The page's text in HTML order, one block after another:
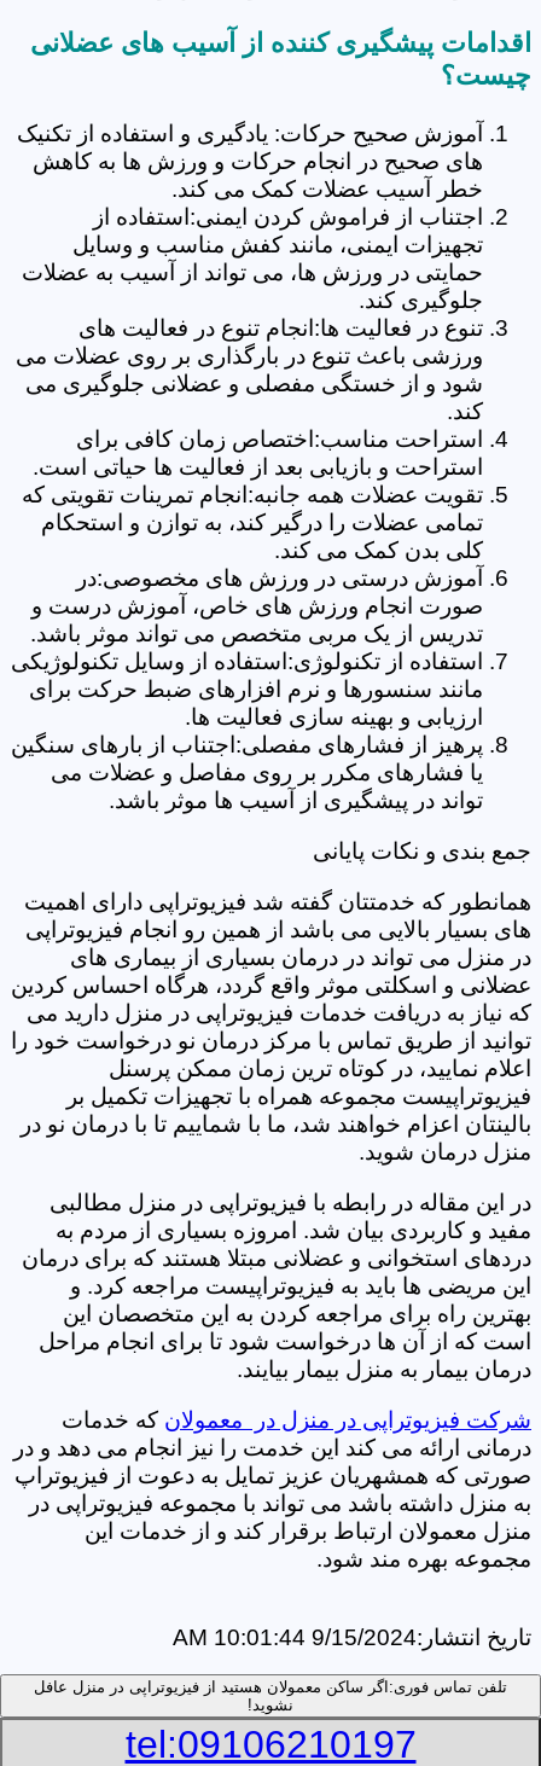
اقدامات پیشگیری کننده از آسیب های عضلانی
چیست؟
آموزش صحیح حرکات: یادگیری و استفاده از تکنیک
های صحیح در انجام حرکات و ورزش ها به کاهش
خطر آسیب عضلات کمک می کند.
اجتناب از فراموش کردن ایمنی:استفاده از
تجهیزات ایمنی، مانند کفش مناسب و وسایل
حمایتی در ورزش ها، می تواند از آسیب به عضلات
جلوگیری کند.
تنوع در فعالیت ها:انجام تنوع در فعالیت های
ورزشی باعث تنوع در بارگذاری بر روی عضلات می
شود و از خستگی مفصلی و عضلانی جلوگیری می
کند.
استراحت مناسب:اختصاص زمان کافی برای
استراحت و بازیابی بعد از فعالیت ها حیاتی است.
تقویت عضلات همه جانبه:انجام تمرینات تقویتی که
تمامی عضلات را درگیر کند، به توازن و استحکام
کلی بدن کمک می کند.
آموزش درستی در ورزش های مخصوصی:در
صورت انجام ورزش های خاص، آموزش درست و
تدریس از یک مربی متخصص می تواند موثر باشد.
استفاده از تکنولوژی:استفاده از وسایل تکنولوژیکی
مانند سنسورها و نرم افزارهای ضبط حرکت برای
ارزیابی و بهینه سازی فعالیت ها.
پرهیز از فشارهای مفصلی:اجتناب از بارهای سنگین
یا فشارهای مکرر بر روی مفاصل و عضلات می
تواند در پیشگیری از آسیب ها موثر باشد.
جمع بندی و نکات پایانی
همانطور که خدمتتان گفته شد فیزیوتراپی دارای اهمیت
های بسیار بالایی می باشد از همین رو انجام فیزیوتراپی
در منزل می تواند در درمان بسیاری از بیماری های
عضلانی و اسکلتی موثر واقع گردد، هرگاه احساس کردین
که نیاز به دریافت خدمات فیزیوتراپی در منزل دارید می
توانید از طریق تماس با مرکز درمان نو درخواست خود را
اعلام نمایید، در کوتاه ترین زمان ممکن پرسنل
فیزیوتراپیست مجموعه همراه با تجهیزات تکمیل بر
بالینتان اعزام خواهند شد، ما با شماییم تا با درمان نو در
منزل درمان شوید.
در این مقاله در رابطه با فیزیوتراپی در منزل مطالبی
مفید و کاربردی بیان شد. امروزه بسیاری از مردم به
دردهای استخوانی و عضلانی مبتلا هستند که برای درمان
این مریضی ها باید به فیزیوتراپیست مراجعه کرد. و
بهترین راه برای مراجعه کردن به این متخصصان این
است که از آن ها درخواست شود تا برای انجام مراحل
درمان بیمار به منزل بیمار بیایند.
شرکت فیزیوتراپی در منزل در معمولان که خدمات
درمانی ارائه می کند این خدمت را نیز انجام می دهد و در
صورتی که همشهریان عزیز تمایل به دعوت از فیزیوتراپ
به منزل داشته باشد می تواند با مجموعه فیزیوتراپی در
منزل معمولان ارتباط برقرار کند و از خدمات این
مجموعه بهره مند شود.
تاریخ انتشار:9/15/2024 10:01:44 AM
تلفن تماس فوری: اگر ساکن معمولان هستید از فیزیوتراپی در منزل عافل
نشوید!
tel:09106210197